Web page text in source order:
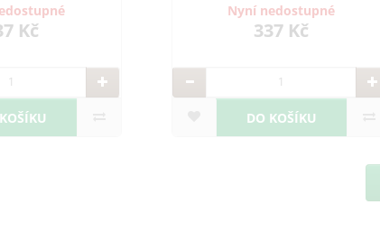
Kč
Nyní nedostupné
337 Kč
DO KOŠÍKU